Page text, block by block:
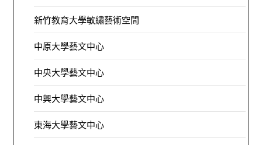
新竹教育大學敏繡藝術空間
中原大學藝文中心
中央大學藝文中心
中興大學藝文中心
東海大學藝文中心